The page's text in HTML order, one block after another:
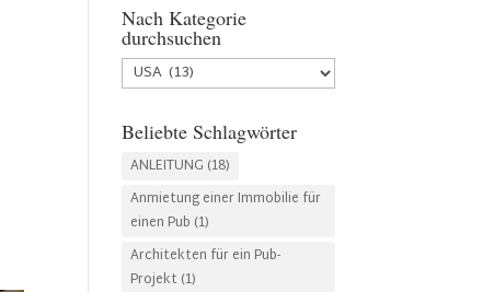
Nach Kategorie
durchsuchen
Nach
Kategorie
Beliebte Schlagwörter
ANLEITUNG (18)
Anmietung einer Immobilie für
einen Pub (1)
Architekten für ein Pub-
Projekt (1)